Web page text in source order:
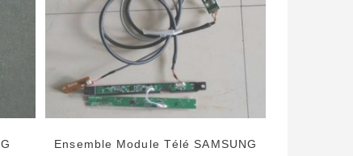
Ensemble Module Télé SAMSUNG